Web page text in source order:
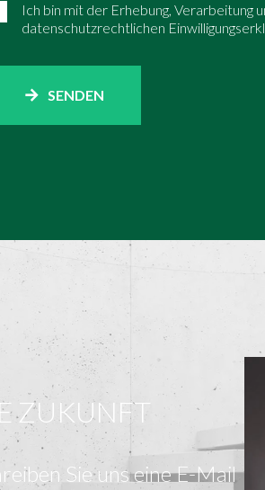
Ich bin mit der Erhebung, Verarbeitung
datenschutzrechtlichen
SENDEN
ZUKUNFT
Sie uns eine E-Mail